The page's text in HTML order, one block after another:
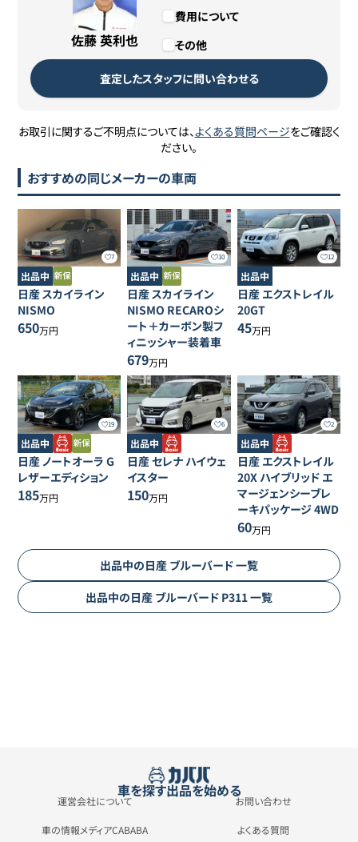
佐藤 英利也
費用について
その他
査定したスタッフに問い合わせる
お取引に関するご不明点については、よくある質問ページをご確認く
ださい。
おすすめの同じメーカーの車両
7
出品中
日産スカイライン
NISMO
650万円
10
出品中
日産スカイライン
NISMO RECAROシ
ート＋カーボン製フ
ィニッシャー装着車
679万円
12
出品中
日産 エクストレイル
20GT
45万円
19
出品中
日産 ノートオーラ G
レザーエディション
185万円
6
出品中
日産セレナ ハイウェ
イスター
150万円
2
出品中
日産 エクストレイル
20X ハイブリッド エ
マージェンシーブレ
ーキパッケージ 4WD
60万円
出品中の日産 ブルーバード一覧
出品中の日産 ブルーバード P311一覧
車を探す出品を始める
運営会社について お問い合わせ
車の情報メディアCABABA よくある質問